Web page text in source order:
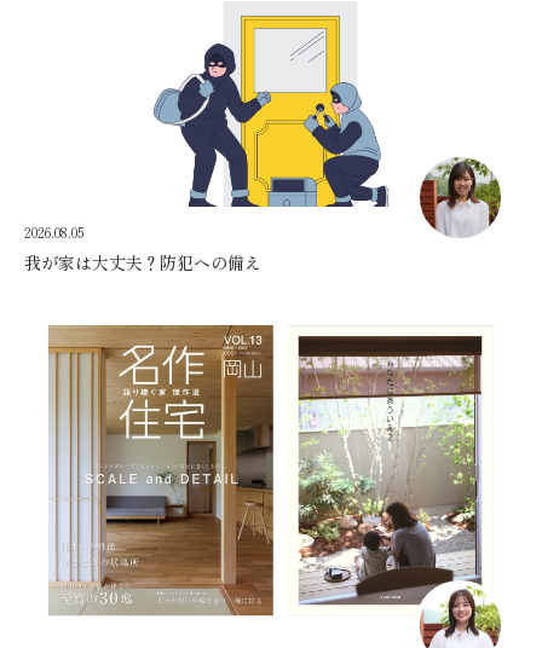
2026.08.05
我が家は大丈夫？防犯への備え